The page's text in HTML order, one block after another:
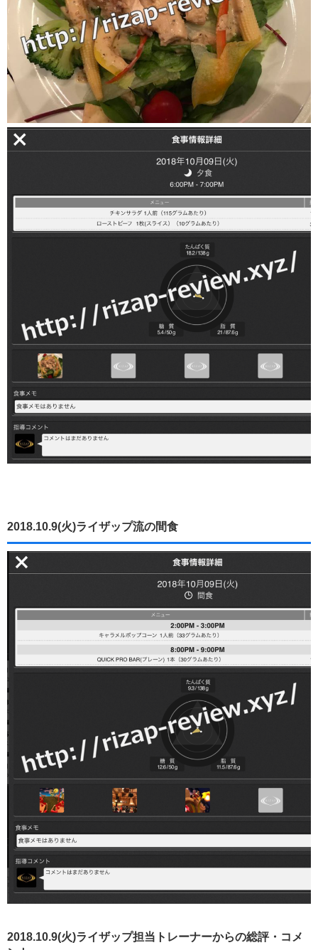
2018.10.9(火)ライザップ流の間食
2018.10.9(火)ライザップ担当トレーナーからの総評・コメ